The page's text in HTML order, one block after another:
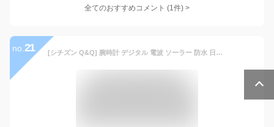
全てのおすすめコメント (1件) >
no. 21 [シチズン Q&Q] 腕時計 デジタル 電波 ソーラー 防水 日付 ウレタンベルト MHS5-300 メンズ シルバー